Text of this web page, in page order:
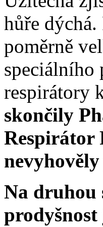
hůře
poměrně
speciálního
respirátory
skončily
Respirátor
Na druhou